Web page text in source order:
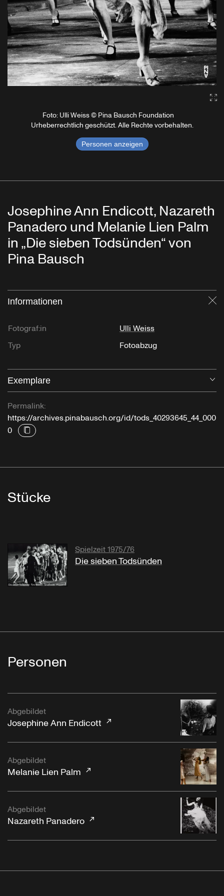
Foto: Ulli Weiss © Pina Bausch Foundation
Urheberrechtlich geschützt. Alle Rechte vorbehalten.
Personen anzeigen
Josephine Ann Endicott, Nazareth
Panadero und Melanie Lien Palm
in „Die sieben Todsünden“ von
Pina Bausch
Informationen
Fotograf:in
Ulli Weiss
Typ
Fotoabzug
Exemplare
Permalink:
https://archives.pinabausch.org/id/tods_40293645_44_000
0
Stücke
Spielzeit 1975/76
Die sieben Todsünden
Personen
Abgebildet
Josephine Ann Endicott
Abgebildet
Melanie Lien Palm
Abgebildet
Nazareth Panadero